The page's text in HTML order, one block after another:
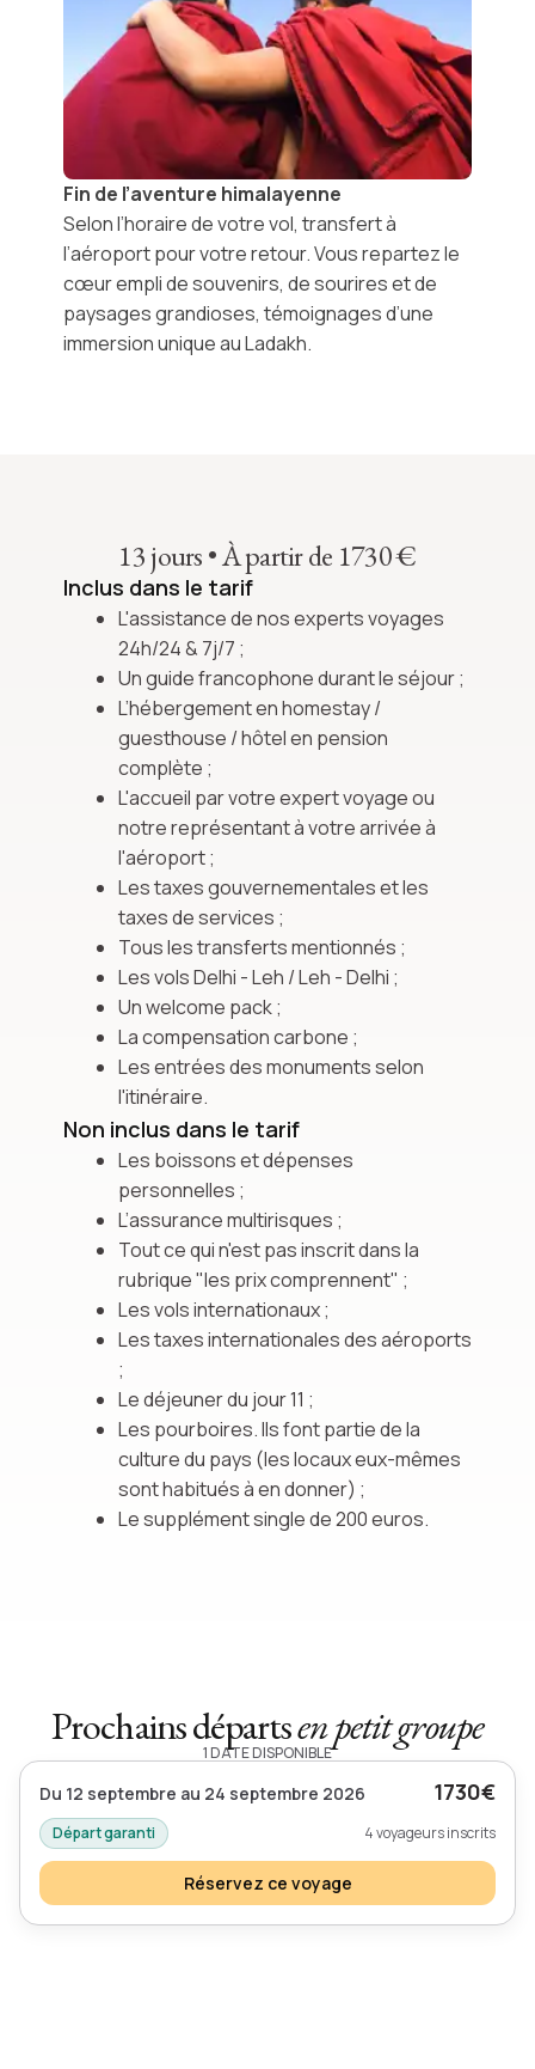
Fin de l’aventure himalayenne
Selon l’horaire de votre vol, transfert à
l’aéroport pour votre retour. Vous repartez le
cœur empli de souvenirs, de sourires et de
paysages grandioses, témoignages d’une
immersion unique auLadakh.
13 jours•À partir de 1730 €
Inclus dans le tarif
L'assistance de nos experts voyages
24h/24 & 7j/7 ;
Un guide francophone durant le séjour ;
L’hébergement en homestay /
guesthouse / hôtel en pension
complète ;
L'accueil par votre expert voyage ou
notre représentant à votre arrivée à
l'aéroport ;
Les taxes gouvernementales et les
taxes de services ;
Tous les transferts mentionnés ;
Les vols Delhi - Leh / Leh - Delhi ;
Un welcome pack ;
La compensation carbone ;
Les entrées des monuments selon
l'itinéraire.
Non inclus dans le tarif
Les boissons et dépenses
personnelles ;
L’assurance multirisques ;
Tout ce qui n'est pas inscrit dans la
rubrique "les prix comprennent" ;
Les vols internationaux ;
Les taxes internationales des aéroports
;
Le déjeuner du jour 11 ;
Les pourboires. Ils font partie de la
culture du pays (les locaux eux-mêmes
sont habitués à en donner) ;
Le supplément single de 200 euros.
Prochains départsen petit groupe
1 DATE DISPONIBLE
Du 12 septembre au 24 septembre 2026
Départ garanti 4 voyageurs inscrits
1730€
Réservez ce voyage